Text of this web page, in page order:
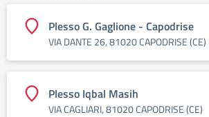
Plesso G. Gaglione - Capodrise
VIA DANTE 26, 81020 CAPODRISE (CE)
Plesso Iqbal Masih
VIA CAGLIARI, 81020 CAPODRISE (CE)